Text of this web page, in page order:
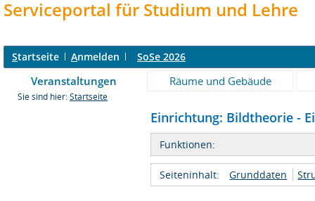
Serviceportal für Studium und Lehre
Startseite Anmelden SoSe 2026
Veranstaltungen Räume und Gebäude
Sie sind hier: Startseite
Einrichtung: Bildtheorie -
Funktionen:
Seiteninhalt: Grunddaten